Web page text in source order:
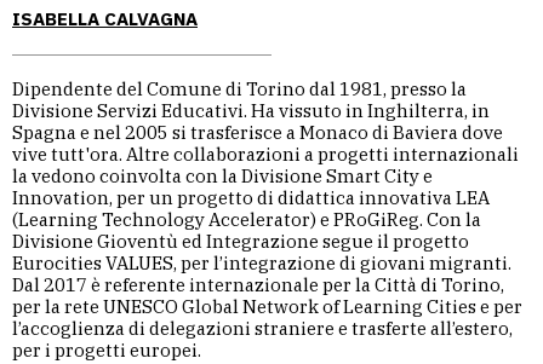
ISABELLA CALVAGNA
Dipendente del Comune di Torino dal 1981, presso la
Divisione Servizi Educativi. Ha vissuto in Inghilterra, in
Spagna e nel 2005 si trasferisce a Monaco di Baviera dove
vive tutt'ora. Altre collaborazioni a progetti internazionali
la vedono coinvolta con la Divisione Smart City e
Innovation, per un progetto di didattica innovativa LEA
(Learning Technology Accelerator) e PRoGiReg. Con la
Divisione Gioventù ed Integrazione segue il progetto
Eurocities VALUES, per l’integrazione di giovani migranti.
Dal 2017 è referente internazionale per la Città di Torino,
per la rete UNESCO Global Network of Learning Cities e per
l’accoglienza di delegazioni straniere e trasferte all’estero,
per i progetti europei.